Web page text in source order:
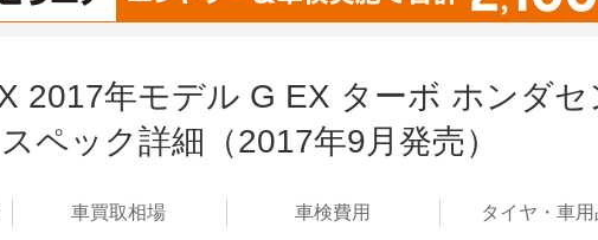
2017年モデル G EX ターボ ホンダ
ペック詳細（2017年9月発売）
車買取相場 車検費用 タイヤ・ 車用